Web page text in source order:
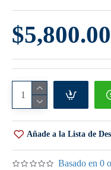
Basado en 0
$5,800.00
Añade a la Lista de